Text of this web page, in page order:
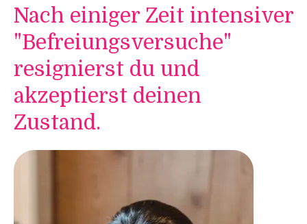
Nach einiger Zeit intensiver
"Befreiungsversuche"
resignierst du und
akzeptierst deinen
Zustand.